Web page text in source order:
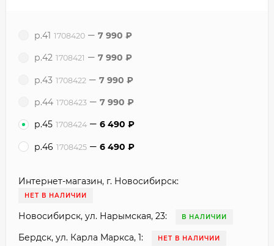
р.41 1708420 7 990 ₽
р.42 1708421 7 990 ₽
р.43 1708422 7 990 ₽
р.44 1708423 7 990 ₽
р.45 1708424 6 490 ₽
р.46 1708425 6 490 ₽
Интернет-магазин, г. Новосибирск:
НЕТ В НАЛИЧИИ
Новосибирск, ул. Нарымская, 23: В НАЛИЧИИ
Бердск, ул. Карла Маркса, 1: НЕТ В НАЛИЧИИ